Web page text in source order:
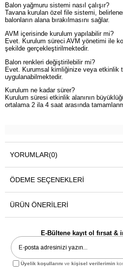
Balon yağmuru sistemi nasıl çalışır?
Tavana kurulan özel file sistemi,
balonların alana bırakılmasını sağlar.
AVM içerisinde kurulum yapılabilir mi?
Evet. Kurulum süreci AVM yönetimi ile
şekilde gerçekleştirilmektedir.
Balon renkleri değiştirilebilir mi?
Evet. Kurumsal kimliğinize veya etkinlik
uygulanabilmektedir.
Kurulum ne kadar sürer?
Kurulum süresi etkinlik alanının
ortalama 2 ila 4 saat arasında
YORUMLAR(0)
ÖDEME SEÇENEKLERI
ÜRÜN ÖNERILERI
E-Bültene kayıt ol fırsat &
Üyelik koşullarını vekişisel verilerimin